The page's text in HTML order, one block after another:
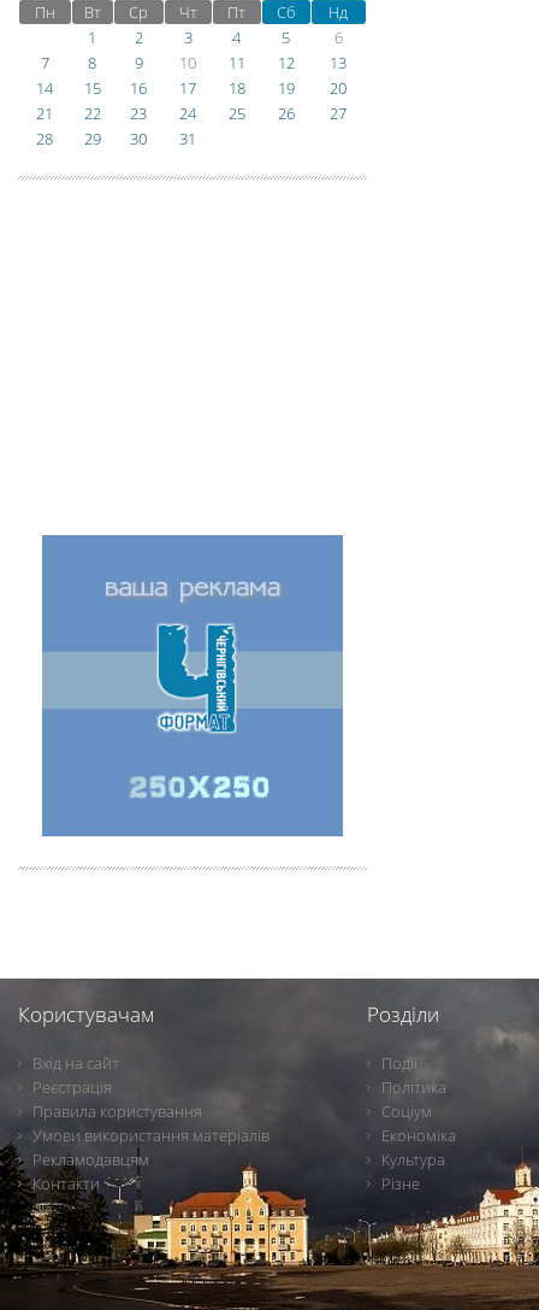
Пн Вт Ср Чт Пт Сб
Нд
1
2 3 4 5
6
7
8 9 10 11 12
13
14
15 16 17 18 19
20
21
22 23 24 25 26
27
28
29 30 31
Користувачам
Вхід на сайт
Реєстрація
Правила користування
Умови використання матеріалів
Рекламодавцям
Контакти
Розділи
Події
Політика
Соціум
Економіка
Культура
Різне